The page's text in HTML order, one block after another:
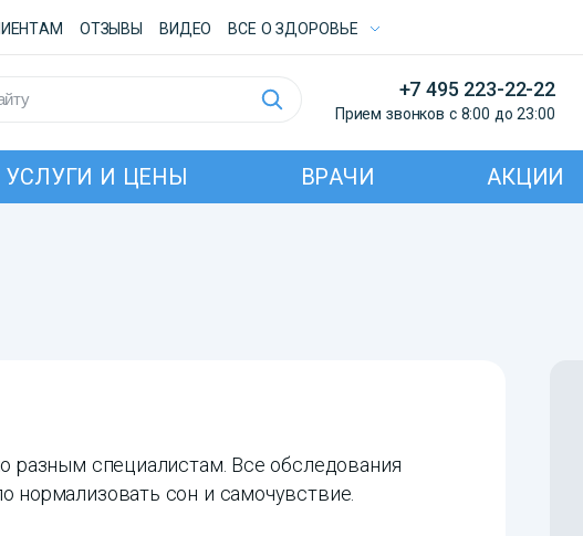
ОТЗЫВЫ ВИДЕО ВСE О ЗДОРОВЬЕ
+7 495 223-22-22
Прием звонков с 8:00 до 23:00
УСЛУГИ И ЦЕНЫ ВРАЧИ АКЦИИ
разным специалистам. Все обследования
сон и самочувствие.